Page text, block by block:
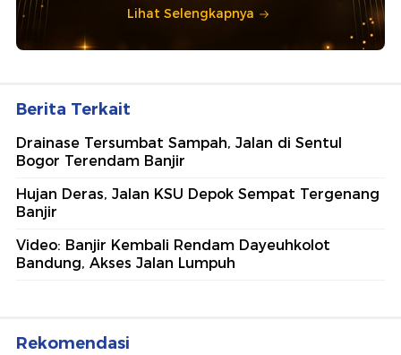
Lihat Selengkapnya
Berita Terkait
Drainase Tersumbat Sampah, Jalan di Sentul
Bogor Terendam Banjir
Hujan Deras, Jalan KSU Depok Sempat Tergenang
Banjir
Video: Banjir Kembali Rendam Dayeuhkolot
Bandung, Akses Jalan Lumpuh
Rekomendasi